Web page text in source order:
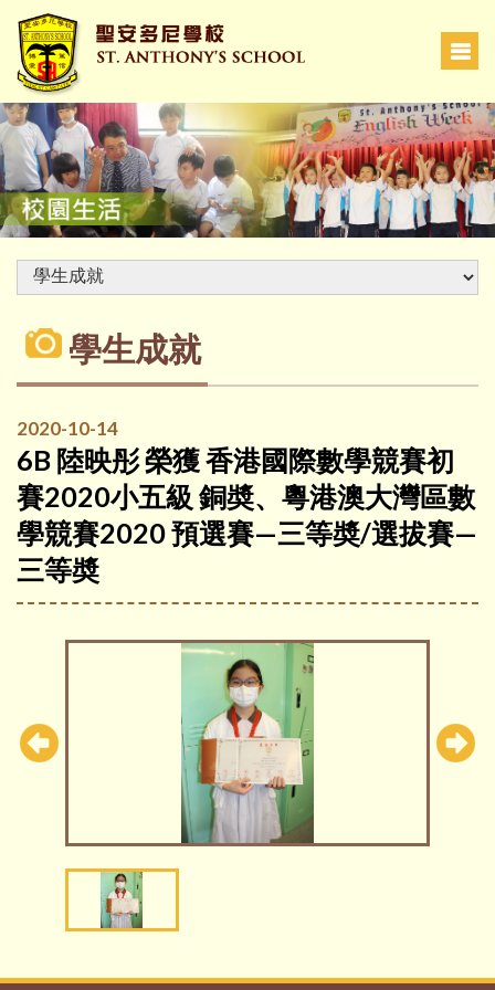
學生成就
2020-10-14
6B 陸映彤 榮獲 香港國際數學競賽初
賽2020小五級 銅奬、粵港澳大灣區數
學競賽2020 預選賽—三等奬/選拔賽—
三等奬